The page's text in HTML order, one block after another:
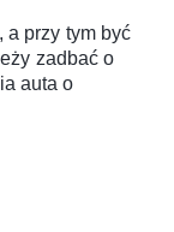
a przy tym być
zadbać o
auta o